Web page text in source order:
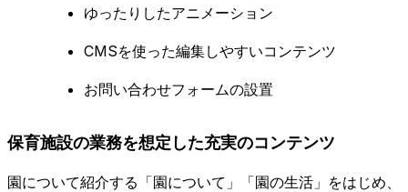
ゆったりしたアニメーション
CMSを使った編集しやすいコンテンツ
お問い合わせフォームの設置
保育施設の業務を想定した充実のコンテンツ
園について紹介する「園について」「園の生活」をはじめ、